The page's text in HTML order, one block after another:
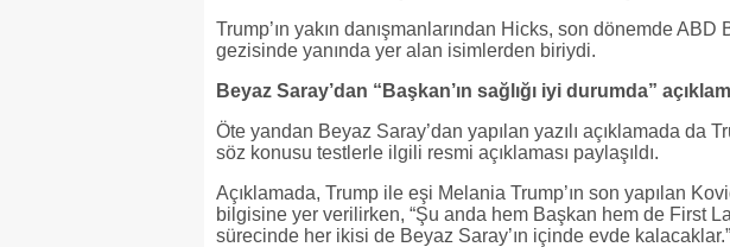
Trump’ın yakın danışmanlarından Hicks, son dönemde ABD
gezisinde yanında yer alan isimlerden biriydi.
Beyaz Saray’dan “Başkan’ın sağlığı iyi durumda”
Öte yandan Beyaz Saray’dan yapılan yazılı açıklamada da
söz konusu testlerle ilgili resmi açıklaması paylaşıldı.
Açıklamada, Trump ile eşi Melania Trump’ın son yapılan
bilgisine yer verilirken, “Şu anda hem Başkan hem de First
sürecinde her ikisi de Beyaz Saray’ın içinde evde